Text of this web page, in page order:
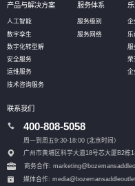
产品与解决方案
人工智能
数字孪生
数字化转型解
安全服务
运维服务
技术咨询服务
服务体系
服务级别
服务网络
企
乐
服
荣
企
联系我们
400-808-5058
周一到周五9:30-18:00 (北京时间）
广州市黄埔区科学大道18号芯大厦B2栋
商务合作:
媒体合作: